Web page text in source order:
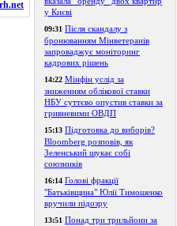
у Києві
09:31 Після скандалу з
бронюванням Мінветеранів
запроваджує моніторинг
кадрових рішень
14:22 Мінфін услід за
зниженням облікової ставки
НБУ суттєво опустив ставки за
гривневими ОВДП
15:13 Підготовка до виборів?
Bloomberg розповів, як
Зеленський шукає собі
союзників
16:14 Голові фракції
"Батьківщина" Юлії Тимошенко
вручили підозру
13:51 Понад три трильйони за